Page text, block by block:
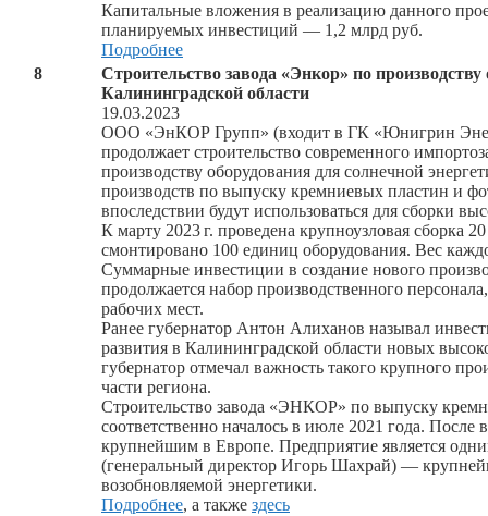
Капитальные вложения в реализацию данного
планируемых инвестиций — 1,2 млрд руб.
Подробнее
8
Строительство завода «Энкор» по
Калининградской области
19.03.2023
ООО «ЭнКОР Групп» (входит в ГК «Юнигрин
продолжает строительство современного
производству оборудования для солнечной
производств по выпуску кремниевых пластин и
впоследствии будут использоваться для сборки
К марту 2023 г. проведена крупноузловая сборка
смонтировано 100 единиц оборудования. Вес
Суммарные инвестиции в создание нового
продолжается набор производственного
рабочих мест.
Ранее губернатор Антон Алиханов называл
развития в Калининградской области новых
губернатор отмечал важность такого крупного
части региона.
Строительство завода «ЭНКОР» по выпуску
соответственно началось в июле 2021 года.
крупнейшим в Европе. Предприятие является
(генеральный директор Игорь Шахрай) —
возобновляемой энергетики.
Подробнее, а также здесь